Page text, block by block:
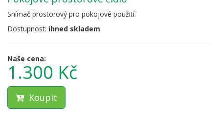
Snímač prostorový pro pokojové použití.
Dostupnost: ihned skladem
Naše cena:
1.300 Kč
Koupit